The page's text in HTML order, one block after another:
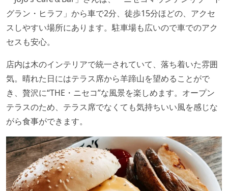
グラン・ヒラフ」から車で2分、徒歩15分ほどの、アクセ
スしやすい場所にあります。駐車場も広いので車でのアク
セスも安心。
店内は木のインテリアで統一されていて、落ち着いた雰囲
気。晴れた日にはテラス席から羊蹄山を望めることがで
き、贅沢に“THE・ニセコ”な風景を楽しめます。オープン
テラスのため、テラス席でなくても気持ちいい風を感じな
がら食事ができます。